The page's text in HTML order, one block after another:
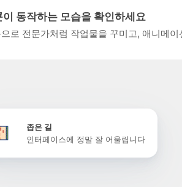
동작하는 모습을 확인하세요
로 전문가처럼 작업물을 꾸미고, 애니메
좁은 길
인터페이스에 정말 잘 어울립니다